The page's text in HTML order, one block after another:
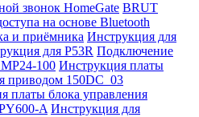
звонок HomeGate BRUT
на основе Bluetooth
и приёмника Инструкция для
для P53R Подключение
100 Инструкция платы
приводом 150DC_03
платы блока управления
A Инструкция для